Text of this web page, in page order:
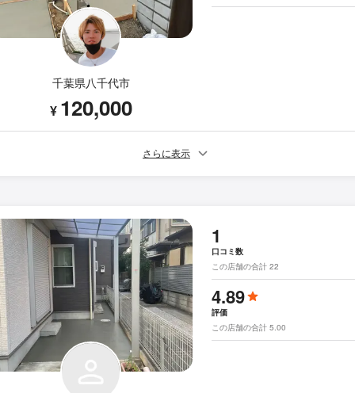
千葉県八千代市
¥ 120,000
さらに表示
1
口コミ数
この店舗の合計 22
4.89
評価
この店舗の合計 5.00